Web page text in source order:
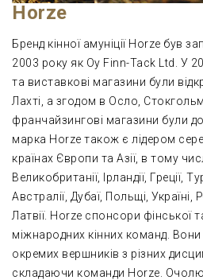
Horze
Бренд кінної амуніції Horze був
2003 року як Oy Finn-Tack Ltd. У
та виставкові магазини були
Лахті, а згодом в Осло,
франчайзингові магазини були
марка Horze також є лідером
країнах Європи та Азії, в тому
Великобританії, Ірландії, Греції,
Австралії, Дубаї, Польщі, Україні,
Латвії. Horze спонсори фінської
міжнародних кінних команд.
окремих вершників з різних
складаючи команди Horze.